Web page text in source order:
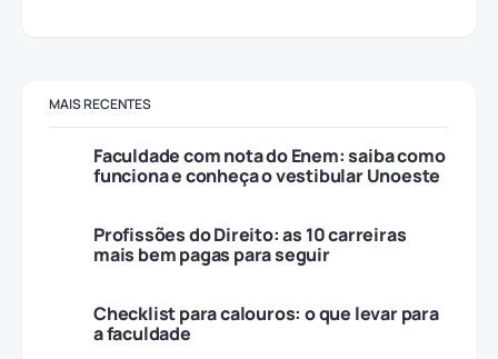
MAIS RECENTES
Faculdade com nota do Enem: saiba como
funciona e conheça o vestibular Unoeste
Profissões do Direito: as 10 carreiras
mais bem pagas para seguir
Checklist para calouros: o que levar para
a faculdade